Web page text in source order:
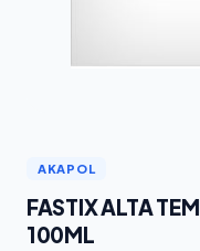
AKAPOL
FASTIX ALTA
100ML